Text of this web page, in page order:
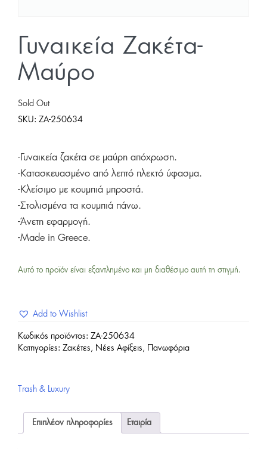
Γυναικεία Ζακέτα-
Μαύρο
Sold Out
SKU: ZA-250634
-Γυναικεία ζακέτα σε μαύρη απόχρωση.
-Κατασκευασμένο από λεπτό πλεκτό ύφασμα.
-Κλείσιμο με κουμπιά μπροστά.
-Στολισμένα τα κουμπιά πάνω.
-Άνετη εφαρμογή.
-Made in Greece.
Αυτό το προϊόν είναι εξαντλημένο και μη διαθέσιμο αυτή τη στιγμή.
Add to Wishlist
Κωδικός προϊόντος: ZA-250634
Κατηγορίες: Ζακέτες , Νέες Αφίξεις , Πανωφόρια
Trash & Luxury
Επιπλέον πληροφορίες Εταιρία